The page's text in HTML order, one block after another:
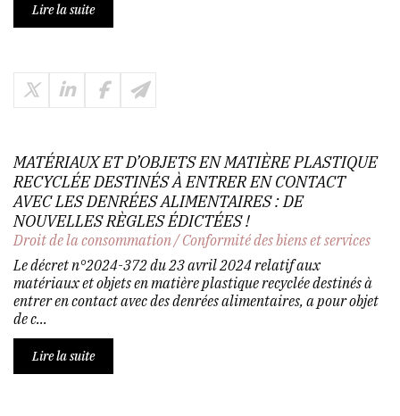
Lire la suite
MATÉRIAUX ET D’OBJETS EN MATIÈRE PLASTIQUE
RECYCLÉE DESTINÉS À ENTRER EN CONTACT
AVEC LES DENRÉES ALIMENTAIRES : DE
NOUVELLES RÈGLES ÉDICTÉES !
Droit de la consommation/Conformité des biens et services
Le décret n°2024-372 du 23 avril 2024 relatif aux
matériaux et objets en matière plastique recyclée destinés à
entrer en contact avec des denrées alimentaires, a pour objet
de c...
Lire la suite